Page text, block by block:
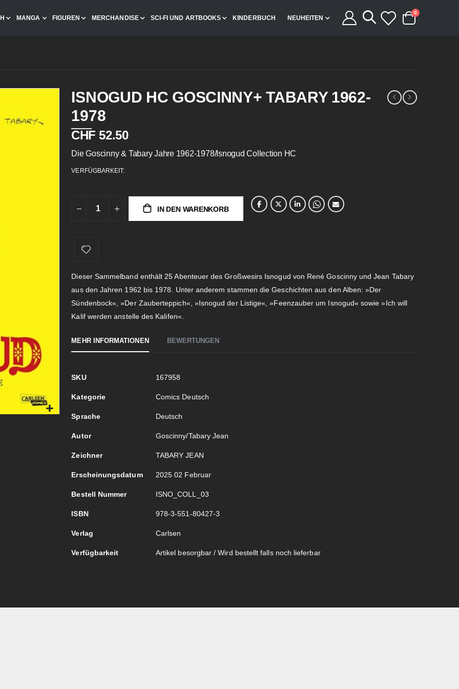
MANGA FIGUREN MERCHANDISE SCI-FI UND ARTBOOKS KINDERBUCH NEUHEITEN
Cart
0 Artikel
ISNOGUD HC GOSCINNY+ TABARY 1962-
1978
CHF 52.50
Die Goscinny & Tabary Jahre 1962-1978/Isnogud Collection HC
VERFÜGBARKEIT:
IN DEN WARENKORB
Dieser Sammelband enthält 25 Abenteuer des Großwesirs Isnogud von René Goscinny und Jean Tabary
aus den Jahren 1962 bis 1978. Unter anderem stammen die Geschichten aus den Alben: »Der
Sündenbock«, »Der Zauberteppich«, »Isnogud der Listige«, »Feenzauber um Isnogud« sowie »Ich will
Kalif werden anstelle des Kalifen«.
MEHR INFORMATIONEN
Mehr
SKU 167958
Kategorie Comics Deutsch
Sprache Deutsch
Autor Goscinny/Tabary Jean
Zeichner TABARY JEAN
Erscheinungsdatum 2025 02 Februar
Bestell Nummer ISNO_COLL_03
ISBN 978-3-551-80427-3
Verlag Carlsen
Verfügbarkeit Artikel besorgbar / Wird bestellt falls noch lieferbar
BEWERTUNGEN